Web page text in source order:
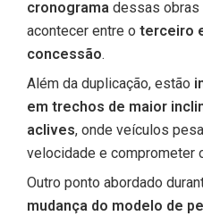
cronograma dessas obras
acontecer entre o terceiro
concessão.
Além da duplicação, estão
em trechos de maior
aclives, onde veículos
velocidade e comprometer
Outro ponto abordado
mudança do modelo de